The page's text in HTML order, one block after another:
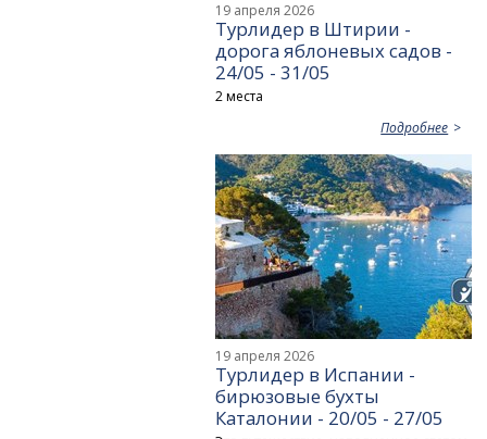
19 апреля 2026
Турлидер в Штирии -
дорога яблоневых садов -
24/05 - 31/05
2 места
Подробнее
19 апреля 2026
Турлидер в Испании -
бирюзовые бухты
Каталонии - 20/05 - 27/05